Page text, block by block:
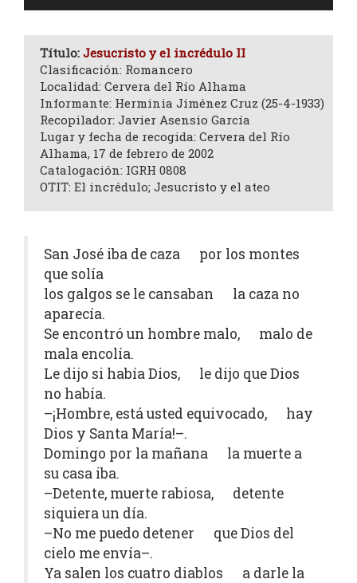
Título: Jesucristo y el incrédulo II
Clasificación: Romancero
Localidad: Cervera del Río Alhama
Informante: Herminia Jiménez Cruz (25-4-1933)
Recopilador: Javier Asensio García
Lugar y fecha de recogida: Cervera del Río
Alhama, 17 de febrero de 2002
Catalogación: IGRH 0808
OTIT: El incrédulo; Jesucristo y el ateo
San José iba de caza por los montes
que solía
los galgos se le cansaban la caza no
aparecía.
Se encontró un hombre malo, malo de
mala encolía.
Le dijo si había Dios, le dijo que Dios
no había.
–¡Hombre, está usted equivocado, hay
Dios y Santa María!–.
Domingo por la mañana la muerte a
su casa iba.
–Detente, muerte rabiosa, detente
siquiera un día.
–No me puedo detener que Dios del
cielo me envía–.
Ya salen los cuatro diablos a darle la